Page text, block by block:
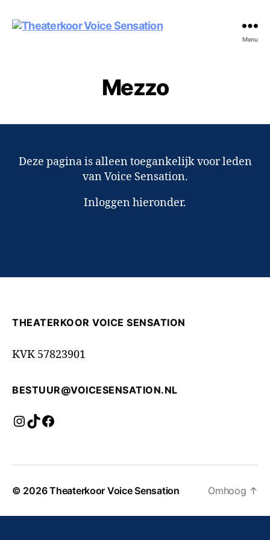
Menu
Mezzo
Deze pagina is alleen toegankelijk voor leden
van Voice Sensation.
Inloggen hieronder.
THEATERKOOR VOICE SENSATION
KVK 57823901
BESTUUR@VOICESENSATION.NL
Instagram
TikTok
Facebook
© 2026Theaterkoor Voice Sensation Omhoog ↑